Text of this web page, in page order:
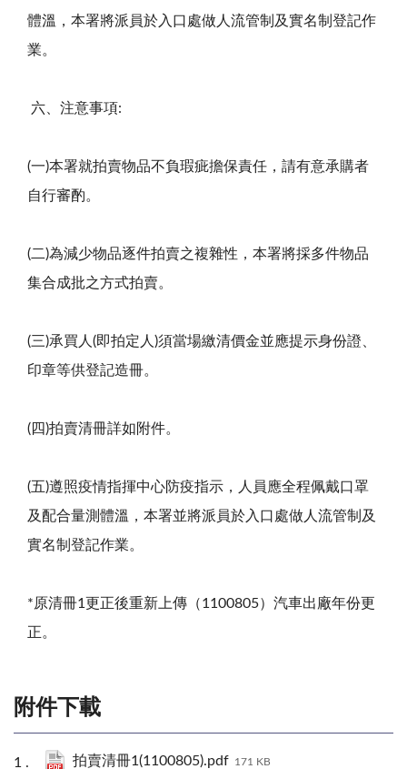
體溫，本署將派員於入口處做人流管制及實名制登記作
業。
六、 注意事項:
(一)本署就拍賣物品不負瑕疵擔保責任，請有意承購者
自行審酌。
(二)為減少物品逐件拍賣之複雜性，本署將採多件物品
集合成批之方式拍賣。
(三)承買人 (即拍定人 )須當場繳清價金並應提示身份證、
印章等供登記造冊。
(四)拍賣清冊詳如附件。
(五 )遵照疫情指揮中心防疫指示，人員應全程佩戴口罩
及配合量測體溫，本署並將派員於入口處做人流管制及
實名制登記作業。
*原清冊1更正後重新上傳（1100805）汽車出廠年份更
正。
附件下載
拍賣清冊1(1100805).pdf 171 KB